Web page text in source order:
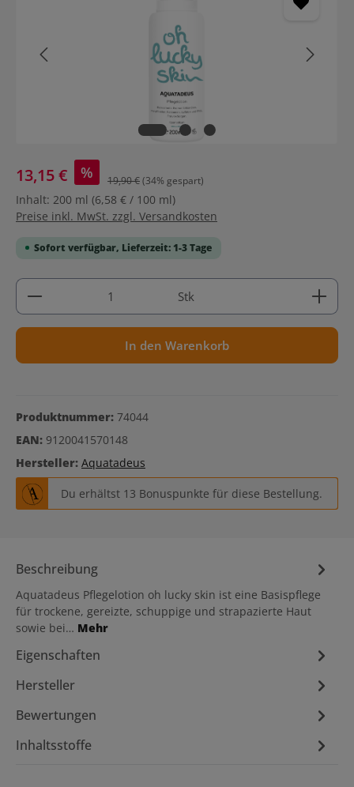
13,15 € % 19,90 €(34% gespart)
Inhalt: 200 ml (6,58 € / 100 ml)
Preise inkl. MwSt. zzgl. Versandkosten
Sofort verfügbar, Lieferzeit: 1-3 Tage
Produkt Anzahl: Gib den gewünschten Wert ein
Stk
In den Warenkorb
Produktnummer: 74044
EAN: 9120041570148
Hersteller: Aquatadeus
Du erhältst 13 Bonuspunkte für diese Bestellung.
Beschreibung
Aquatadeus Pflegelotion oh lucky skin ist eine Basispflege
für trockene, gereizte, schuppige und strapazierte Haut
sowie bei… Mehr
Eigenschaften
Hersteller
Bewertungen
Inhaltsstoffe